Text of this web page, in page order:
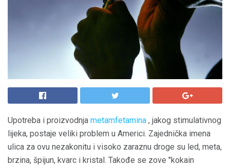
Upotreba i proizvodnja metamfetamina , jakog stimulativnog
lijeka, postaje veliki problem u Americi. Zajednička imena
ulica za ovu nezakonitu i visoko zaraznu droge su led, meta,
brzina, špijun, kvarc i kristal. Takođe se zove "kokain